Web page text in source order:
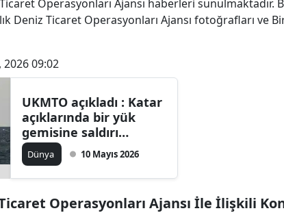
Balıkesir
Bolu
Burdur
Bursa
Çanakkale
Operasyonları Ajansı haberleri sunulmaktadır.
Deniz Ticaret Operasyonları Ajansı fotoğrafları ve
2026 09:02
UKMTO açıkladı : Katar
açıklarında bir yük
gemisine saldırı
düzenlendi
Dünya 10 Mayıs 2026
Operasyonları Ajansı İle İlişkili